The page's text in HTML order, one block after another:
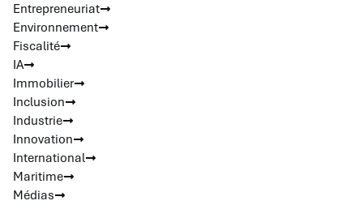
Entrepreneuriat
Environnement
Fiscalité
IA
Immobilier
Inclusion
Industrie
Innovation
International
Maritime
Médias